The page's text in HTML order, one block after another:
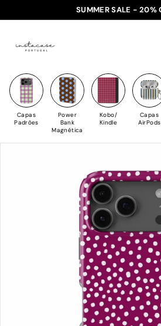
para
Conteúdo
✈️ PORTES GRÁTIS: +35€
SUMMER SALE - 20%
n
t
a
C
a
s
Capas
Padrões
Power
Bank
Magnética
Kobo/
Kindle
Capas
AirPods